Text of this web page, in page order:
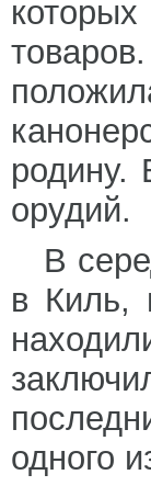
родину.
орудий.
В
в Киль,
одного